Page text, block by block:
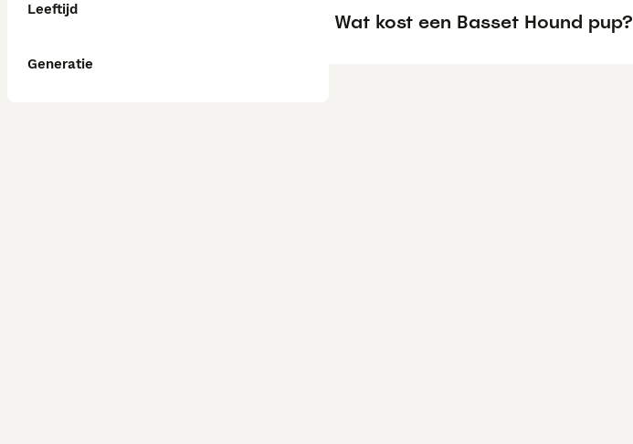
Leeftijd
Generatie
Wat kost een Basset Hound pup?